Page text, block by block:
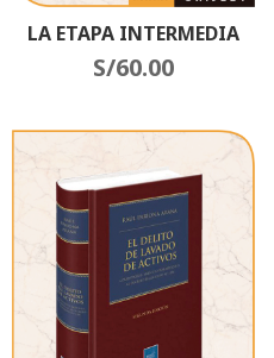
LA ETAPA INTERMEDIA
S/60.00